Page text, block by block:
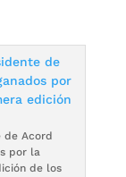
de Acord
por la
de los